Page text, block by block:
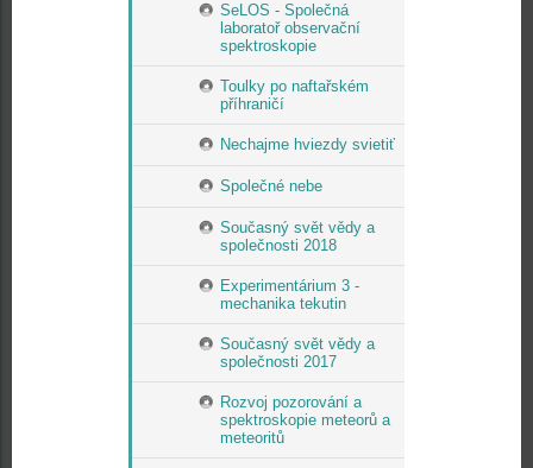
SeLOS - Společná
laboratoř observační
spektroskopie
Toulky po naftařském
příhraničí
Nechajme hviezdy svietiť
Společné nebe
Současný svět vědy a
společnosti 2018
Experimentárium 3 -
mechanika tekutin
Současný svět vědy a
společnosti 2017
Rozvoj pozorování a
spektroskopie meteorů a
meteoritů